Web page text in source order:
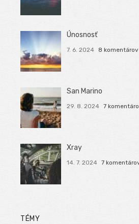
Únosnosť
7. 6. 2024 8 komentárov
San Marino
29. 8. 2024 7
Xray
14. 7. 2024 7
TÉMY